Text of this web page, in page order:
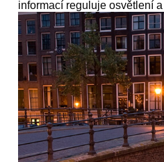
informací reguluje osvětlení